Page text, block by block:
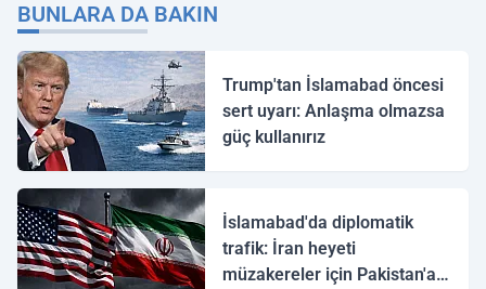
BUNLARA DA BAKIN
Trump'tan İslamabad öncesi
sert uyarı: Anlaşma olmazsa
güç kullanırız
İslamabad'da diplomatik
trafik: İran heyeti
müzakereler için Pakistan'a